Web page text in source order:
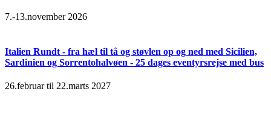
7.-13.november 2026
Italien Rundt - fra hæl til tå og støvlen op og ned med Sicilien,
Sardinien og Sorrentohalvøen - 25 dages eventyrsrejse med bus
26.februar til 22.marts 2027